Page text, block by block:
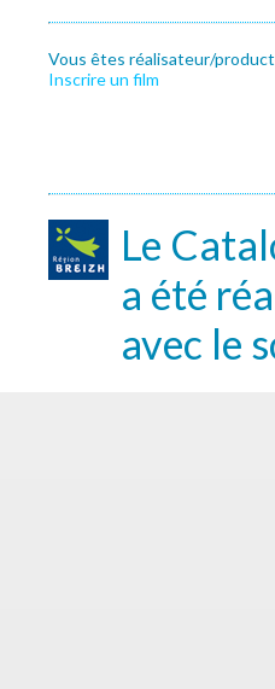
Vous êtes réalisateur/
Inscrire un film
Le
a été
avec le